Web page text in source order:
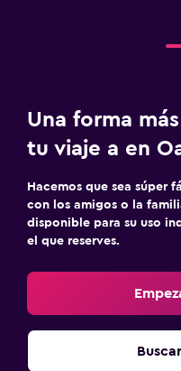
Una forma
tu viaje a en
Hacemos que sea súper
con los amigos o la
disponible para su uso
el que reserves.